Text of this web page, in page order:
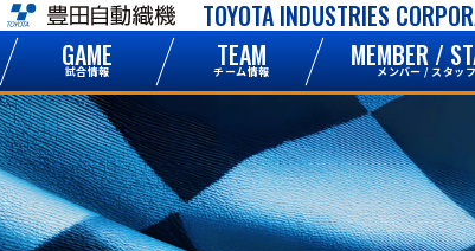
TOYOTA INDUSTRIES
GAME
試合情報 TEAM
チーム情報 MEMBER /
メンバー / スタッフ